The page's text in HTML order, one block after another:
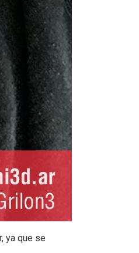
ya que se